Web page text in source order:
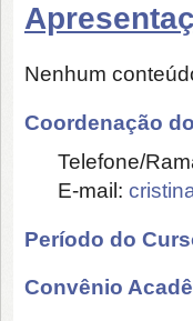
Nenhum
Coordenação
Telefone/
E-mail:
Período do
Convênio